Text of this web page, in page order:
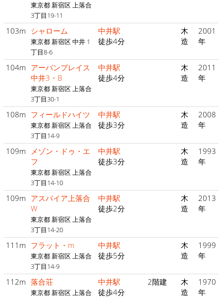
東京都 新宿区 上落合
3丁目19-11
103m シャローム
東京都 新宿区 中井 1
丁目8-6
中井駅
徒歩4分
木
造
2001
年
104m アーバンプレイス
中井3・B
東京都 新宿区 上落合
3丁目30-1
中井駅
徒歩4分
木
造
2011
年
108m フィールドハイツ
東京都 新宿区 上落合
3丁目14-9
中井駅
徒歩3分
木
造
2008
年
109m
メゾン・ドゥ・エ
フ
東京都 新宿区 上落合
3丁目14-10
中井駅
徒歩3分
木
造
1993
年
109m アスパイア上落合
W
東京都 新宿区 上落合
3丁目14-20
中井駅
徒歩2分
木
造
2013
年
111m フラット・m
東京都 新宿区 上落合
3丁目14-9
中井駅
徒歩5分
木
造
1999
年
112m 落合荘
東京都 新宿区 上落合
中井駅
徒歩4分
2階建
木
造
1970
年